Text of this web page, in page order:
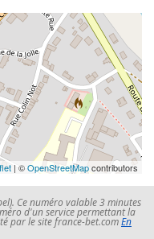
| ©OpenStreetMapcontributors
Ce numéro valable 3 minutes
d'un service permettant la
par le site france-bet.comEn